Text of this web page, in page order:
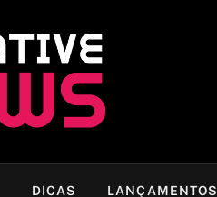
DICAS LANÇAMENTOS